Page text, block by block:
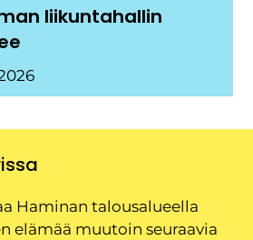
liikuntahallin
Haminan talousalueella
elämää muutoin seuraavia